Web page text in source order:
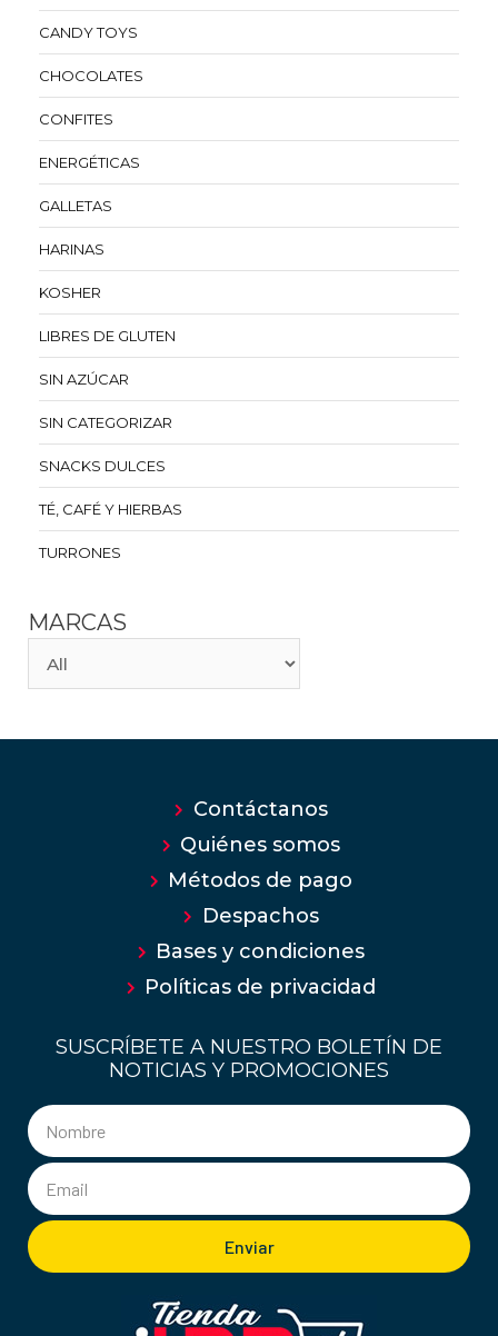
CANDY TOYS
CHOCOLATES
CONFITES
ENERGÉTICAS
GALLETAS
HARINAS
KOSHER
LIBRES DE GLUTEN
SIN AZÚCAR
SIN CATEGORIZAR
SNACKS DULCES
TÉ, CAFÉ Y HIERBAS
TURRONES
MARCAS
Contáctanos
Quiénes somos
Métodos de pago
Despachos
Bases y condiciones
Políticas de privacidad
SUSCRÍBETE A NUESTRO BOLETÍN DE
NOTICIAS Y PROMOCIONES
Enviar